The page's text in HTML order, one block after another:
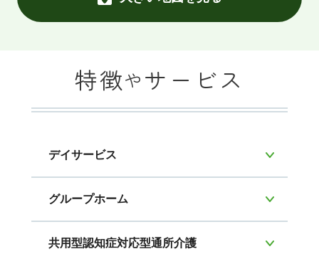
特徴や サービス
デイサービス
グループホーム
共用型認知症対応型通所介護